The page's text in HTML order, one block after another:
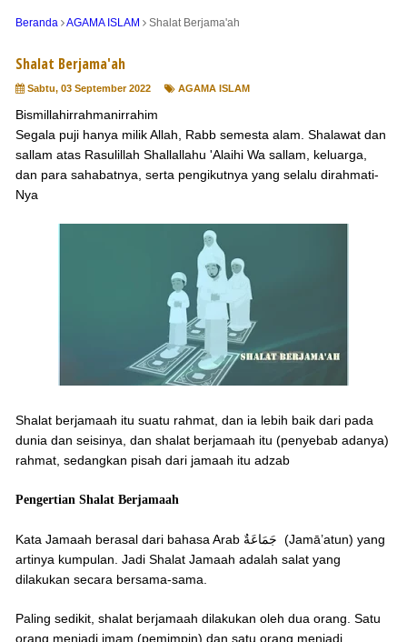
Beranda AGAMA ISLAM Shalat Berjama'ah
Shalat Berjama'ah
Sabtu, 03 September 2022 AGAMA ISLAM
Bismillahirrahmanirrahim
Segala puji hanya milik Allah, Rabb semesta alam. Shalawat dan
sallam atas Rasulillah Shallallahu 'Alaihi Wa sallam, keluarga,
dan para sahabatnya, serta pengikutnya yang selalu dirahmati-
Nya
Shalat berjamaah itu suatu rahmat, dan ia lebih baik dari pada
dunia dan seisinya, dan shalat berjamaah itu (penyebab adanya)
rahmat, sedangkan pisah dari jamaah itu adzab
Pengertian Shalat Berjamaah
Kata Jamaah berasal dari bahasa Arab جَمَاعَةٌ (Jamā’atun) yang
artinya kumpulan. Jadi Shalat Jamaah adalah salat yang
dilakukan secara bersama-sama.
Paling sedikit, shalat berjamaah dilakukan oleh dua orang. Satu
orang menjadi imam (pemimpin) dan satu orang menjadi